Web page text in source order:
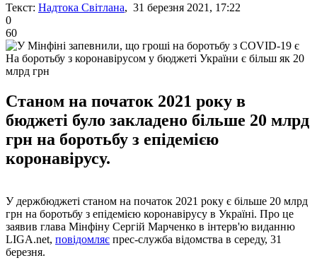
Текст: Надтока Світлана, 31 березня 2021, 17:22
0
60
На боротьбу з коронавірусом у бюджеті України є більш як 20
млрд грн
Станом на початок 2021 року в
бюджеті було закладено більше 20 млрд
грн на боротьбу з епідемією
коронавірусу.
У держбюджеті станом на початок 2021 року є більше 20 млрд
грн на боротьбу з епідемією коронавірусу в Україні. Про це
заявив глава Мінфіну Сергій Марченко в інтерв'ю виданню
LIGA.net, повідомляє прес-служба відомства в середу, 31
березня.